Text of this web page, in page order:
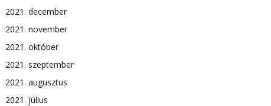
2021. december
2021. november
2021. október
2021. szeptember
2021. augusztus
2021. július